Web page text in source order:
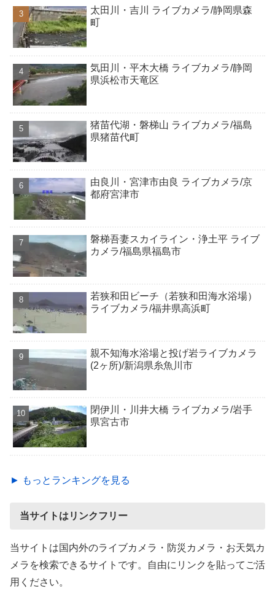
太田川・吉川 ライブカメラ/静岡県森
町
気田川・平木大橋 ライブカメラ/静岡
県浜松市天竜区
猪苗代湖・磐梯山 ライブカメラ/福島
県猪苗代町
由良川・宮津市由良 ライブカメラ/京
都府宮津市
磐梯吾妻スカイライン・浄土平 ライブ
カメラ/福島県福島市
若狭和田ビーチ（若狭和田海水浴場）
ライブカメラ/福井県高浜町
親不知海水浴場と投げ岩ライブカメラ
(2ヶ所)/新潟県糸魚川市
閉伊川・川井大橋 ライブカメラ/岩手
県宮古市
► もっとランキングを見る
当サイトはリンクフリー
当サイトは国内外のライブカメラ・防災カメラ・お天気カ
メラを検索できるサイトです。自由にリンクを貼ってご活
用ください。